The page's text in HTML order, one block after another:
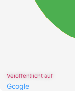
Veröffentlicht auf
Google